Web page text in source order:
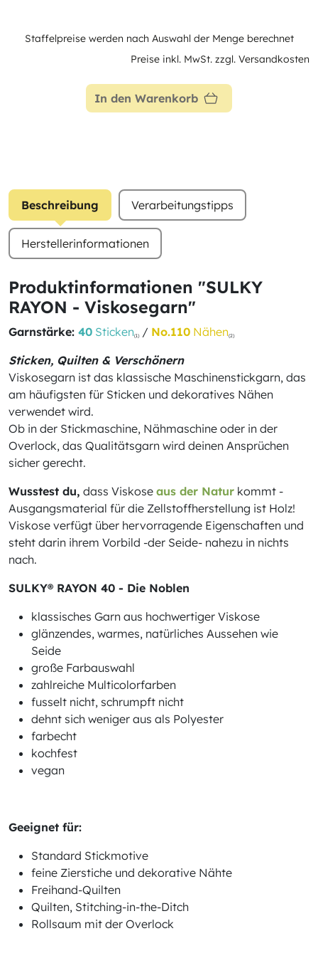
Staffelpreise werden nach Auswahl der Menge berechnet
Preise inkl. MwSt. zzgl. Versandkosten
In den Warenkorb
Beschreibung Verarbeitungstipps
Herstellerinformationen
Produktinformationen "SULKY
RAYON - Viskosegarn"
Garnstärke: 40 Sticken(1)/ No.110 Nähen(2)
Sticken, Quilten & Verschönern
Viskosegarn ist das klassische Maschinenstickgarn, das
am häufigsten für Sticken und dekoratives Nähen
verwendet wird.
Ob in der Stickmaschine, Nähmaschine oder in der
Overlock, das Qualitätsgarn wird deinen Ansprüchen
sicher gerecht.
Wusstest du, dass Viskose aus der Natur kommt -
Ausgangsmaterial für die Zellstoffherstellung ist Holz!
Viskose verfügt über hervorragende Eigenschaften und
steht darin ihrem Vorbild -der Seide- nahezu in nichts
nach.
SULKY® RAYON 40 - Die Noblen
klassisches Garn aus hochwertiger Viskose
glänzendes, warmes, natürliches Aussehen wie
Seide
große Farbauswahl
zahlreiche Multicolorfarben
fusselt nicht, schrumpft nicht
dehnt sich weniger aus als Polyester
farbecht
kochfest
vegan
Geeignet für:
Standard Stickmotive
feine Zierstiche und dekorative Nähte
Freihand-Quilten
Quilten, Stitching-in-the-Ditch
Rollsaum mit der Overlock